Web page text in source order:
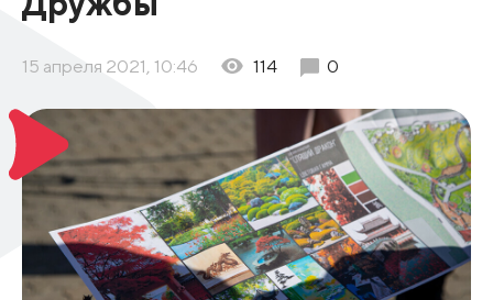
15 апреля 2021, 10:46 114 0